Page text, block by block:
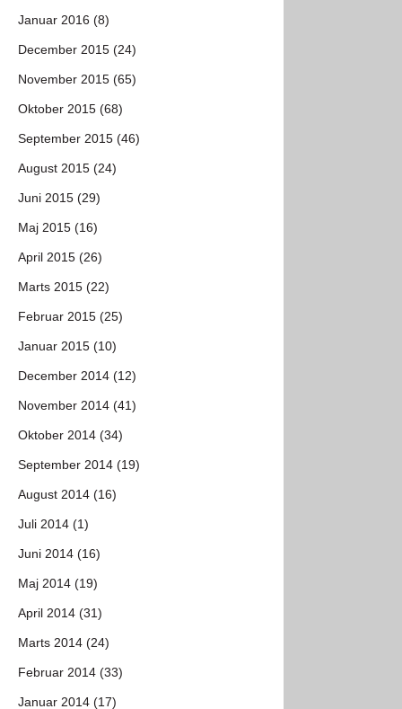
Januar 2016 (8)
December 2015 (24)
November 2015 (65)
Oktober 2015 (68)
September 2015 (46)
August 2015 (24)
Juni 2015 (29)
Maj 2015 (16)
April 2015 (26)
Marts 2015 (22)
Februar 2015 (25)
Januar 2015 (10)
December 2014 (12)
November 2014 (41)
Oktober 2014 (34)
September 2014 (19)
August 2014 (16)
Juli 2014 (1)
Juni 2014 (16)
Maj 2014 (19)
April 2014 (31)
Marts 2014 (24)
Februar 2014 (33)
Januar 2014 (17)